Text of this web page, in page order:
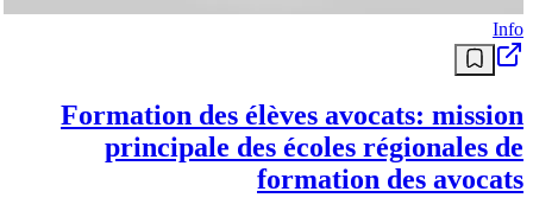
Info
Formation des élèves avocats: mission
principale des écoles régionales de
formation des avocats